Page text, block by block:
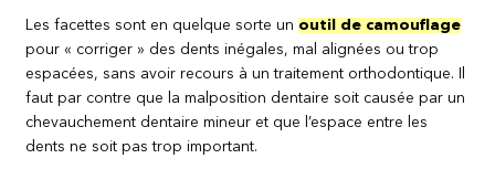
Les facettes sont en quelque sorte un outil de camouflage
pour « corriger » des dents inégales, mal alignées ou trop
espacées, sans avoir recours à un traitement orthodontique. Il
faut par contre que la malposition dentaire soit causée par un
chevauchement dentaire mineur et que l’espace entre les
dents ne soit pas trop important.